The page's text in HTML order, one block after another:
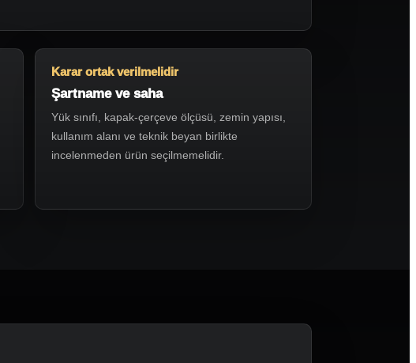
Karar ortak verilmelidir
Şartname ve saha
Yük sınıfı, kapak-çerçeve ölçüsü, zemin yapısı,
kullanım alanı ve teknik beyan birlikte
incelenmeden ürün seçilmemelidir.